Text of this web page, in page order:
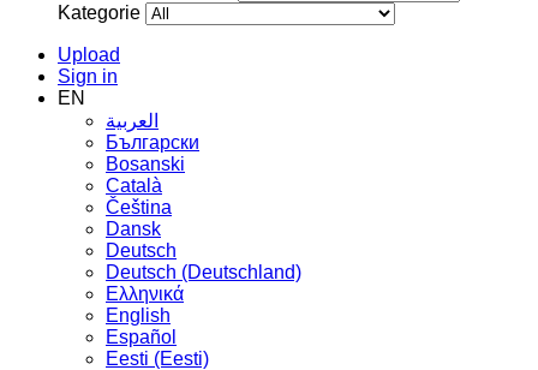
Kategorie
Upload
Sign in
EN
العربية
Български
Bosanski
Сatalà
Čeština
Dansk
Deutsch
Deutsch (Deutschland)
Ελληνικά
English
Español
Eesti (Eesti)